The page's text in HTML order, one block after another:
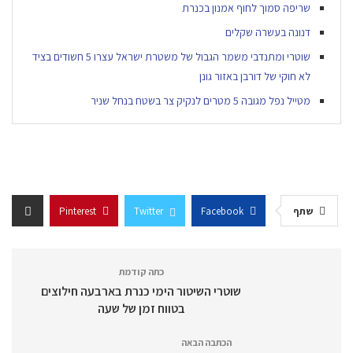
שריפה סמוך לחוף אמנון בכנרת
דנונה בעשרה שקלים
שוטרי ומתנדבי משמר הגבול של משטרת ישראל עצרו 5 חשודים בציד
לא חוקי של דורבן באזור גונן
מטייל נפל מגובה 5 מטרים לנקיק צר בשטח בנחל שניר
שתף Facebook
Twitter
Pinterest
כתה קודמת
שוטרי השיטור הימי כנרת בארבעה חילוצים
בטווח זמן של שעה
הכתבה הבאה